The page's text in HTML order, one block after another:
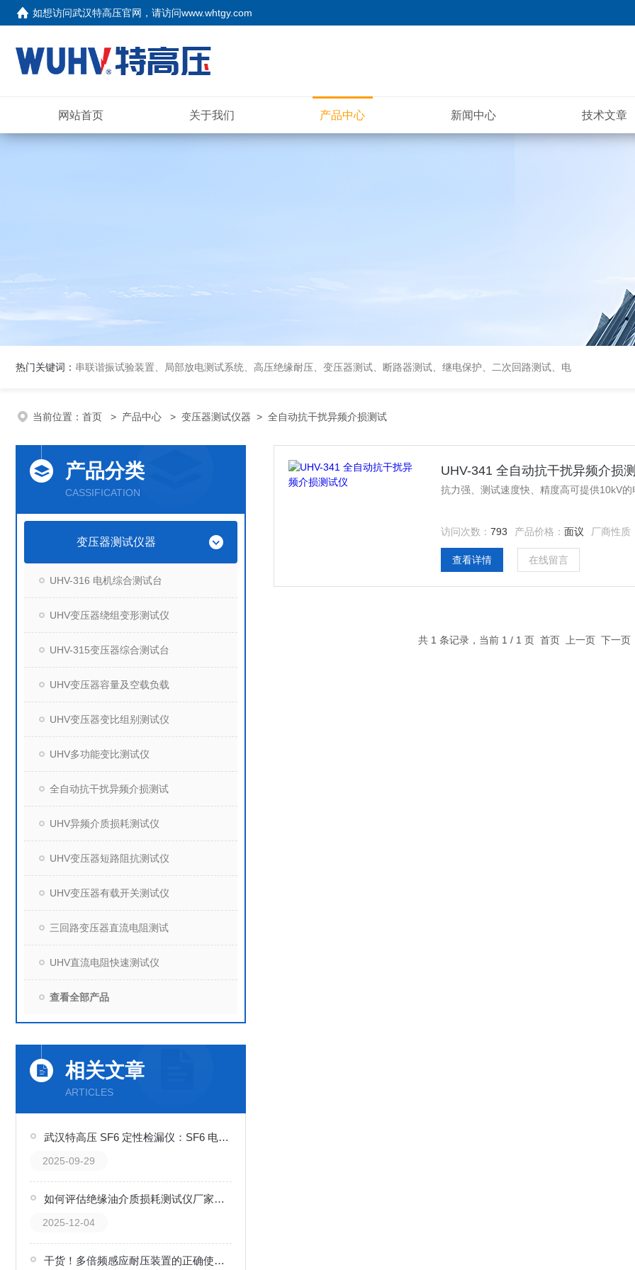
如想访问武汉特高压官网，请访问www.whtgy.com
网站首页 关于我们 产品中心 新闻中心 技术文章
热门关键词： 串联谐振试验装置、局部放电测试系统、高压绝缘耐压、变压器测试、断路器测试、继电保护、二次回路测试、电
当前位置： 首页 > 产品中心 > 变压器测试仪器 > 全自动抗干扰异频介损测试
产品分类
CASSIFICATION
变压器测试仪器
UHV-316 电机综合测试台
UHV变压器绕组变形测试仪
UHV-315变压器综合测试台
UHV变压器容量及空载负载
UHV变压器变比组别测试仪
UHV多功能变比测试仪
全自动抗干扰异频介损测试
UHV异频介质损耗测试仪
UHV变压器短路阻抗测试仪
UHV变压器有载开关测试仪
三回路变压器直流电阻测试
UHV直流电阻快速测试仪
查看全部产品
相关文章
ARTICLES
武汉特高压 SF6 定性检漏仪：SF6 电气设备的 “泄漏精准捕捉器”
2025-09-29
如何评估绝缘油介质损耗测试仪厂家：武汉特高压的服务模式与实践
2025-12-04
干货！多倍频感应耐压装置的正确使用方法大揭秘
UHV-341 全自动抗干扰异频介损
抗力强、测试速度快、精度高可提供10kV
访问次数： 793 产品价格： 面议 厂商性质
查看详情 在线留言
共 1 条记录，当前 1 / 1 页 首页 上一页 下一